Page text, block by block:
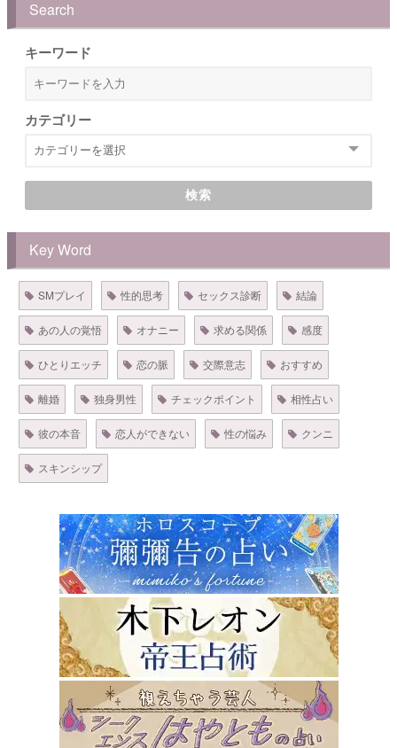
Search
キーワード
カテゴリー
検索
Key Word
SMプレイ 性的思考 セックス診断 結論
あの人の覚悟 オナニー 求める関係 感度
ひとりエッチ 恋の脈 交際意志 おすすめ
離婚 独身男性 チェックポイント 相性占い
彼の本音 恋人ができない 性の悩み クンニ
スキンシップ